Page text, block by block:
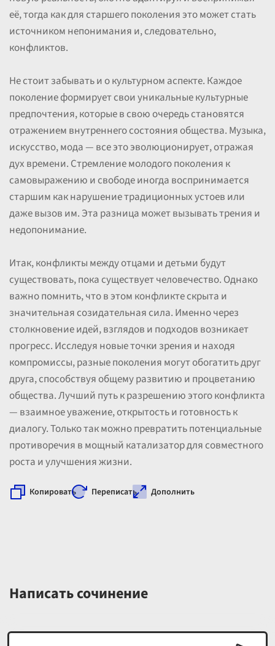
её, тогда как для старшего поколения это может стать
источником непонимания и, следовательно,
конфликтов.
Не стоит забывать и о культурном аспекте. Каждое
поколение формирует свои уникальные культурные
предпочтения, которые в свою очередь становятся
отражением внутреннего состояния общества. Музыка,
искусство, мода — все это эволюционирует, отражая
дух времени. Стремление молодого поколения к
самовыражению и свободе иногда воспринимается
старшим как нарушение традиционных устоев или
даже вызов им. Эта разница может вызывать трения и
недопонимание.
Итак, конфликты между отцами и детьми будут
существовать, пока существует человечество. Однако
важно помнить, что в этом конфликте скрыта и
значительная созидательная сила. Именно через
столкновение идей, взглядов и подходов возникает
прогресс. Исследуя новые точки зрения и находя
компромиссы, разные поколения могут обогатить друг
друга, способствуя общему развитию и процветанию
общества. Лучший путь к разрешению этого конфликта
— взаимное уважение, открытость и готовность к
диалогу. Только так можно превратить потенциальные
противоречия в мощный катализатор для совместного
роста и улучшения жизни.
Копировать Переписать Дополнить
Написать сочинение